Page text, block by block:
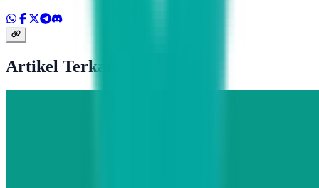
Artikel Terkait